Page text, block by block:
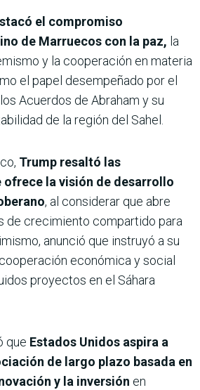
el compromiso
de Marruecos con la paz, la
y la cooperación en materia
el papel desempeñado por el
Acuerdos de Abraham y su
de la región del Sahel.
Trump resaltó las
ofrece la visión de desarrollo
, al considerar que abre
de crecimiento compartido para
anunció que instruyó a su
económica y social
proyectos en el Sáhara
que Estados Unidos aspira a
de largo plazo basada en
y la inversión en